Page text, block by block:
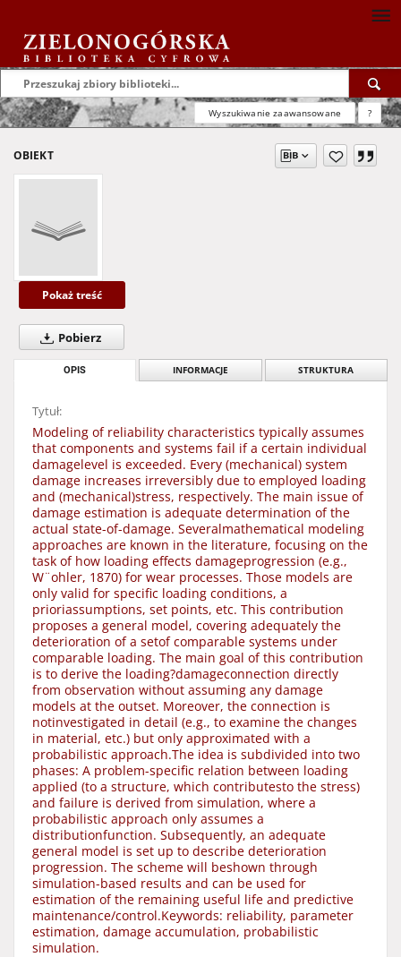
Wyszukiwanie zaawansowane ?
OBIEKT
Pokaż treść
Pobierz
OPIS INFORMACJE STRUKTURA
Tytuł:
Modeling of reliability characteristics typically assumes
that components and systems fail if a certain individual
damagelevel is exceeded. Every (mechanical) system
damage increases irreversibly due to employed loading
and (mechanical)stress, respectively. The main issue of
damage estimation is adequate determination of the
actual state-of-damage. Severalmathematical modeling
approaches are known in the literature, focusing on the
task of how loading effects damageprogression (e.g.,
W¨ohler, 1870) for wear processes. Those models are
only valid for specific loading conditions, a
prioriassumptions, set points, etc. This contribution
proposes a general model, covering adequately the
deterioration of a setof comparable systems under
comparable loading. The main goal of this contribution
is to derive the loading?damageconnection directly
from observation without assuming any damage
models at the outset. Moreover, the connection is
notinvestigated in detail (e.g., to examine the changes
in material, etc.) but only approximated with a
probabilistic approach.The idea is subdivided into two
phases: A problem-specific relation between loading
applied (to a structure, which contributesto the stress)
and failure is derived from simulation, where a
probabilistic approach only assumes a
distributionfunction. Subsequently, an adequate
general model is set up to describe deterioration
progression. The scheme will beshown through
simulation-based results and can be used for
estimation of the remaining useful life and predictive
maintenance/control.Keywords: reliability, parameter
estimation, damage accumulation, probabilistic
simulation.